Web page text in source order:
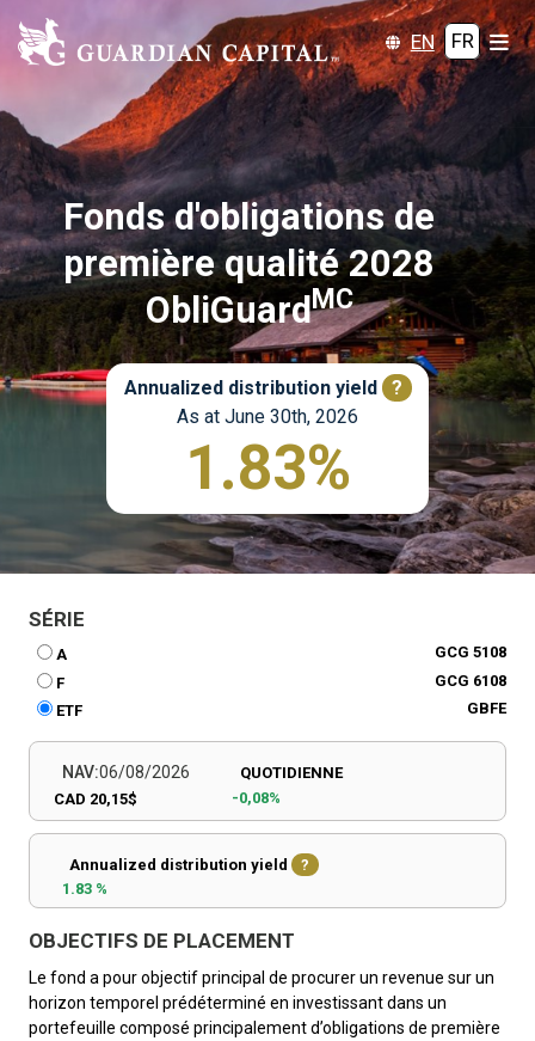
EN FR
Fonds d'obligations de
première qualité 2028
ObliGuardMC
Annualized distribution yield
?
As at June 30th, 2026
1.83%
SÉRIE
A
GCG 5108
F
GCG 6108
ETF
GBFE
NAV:06/08/2026
CAD 20,15$
QUOTIDIENNE
-0,08%
Annualized distribution yield
?
1.83 %
OBJECTIFS DE PLACEMENT
Le fond a pour objectif principal de procurer un revenue sur un
horizon temporel prédéterminé en investissant dans un
portefeuille composé principalement d’obligations de première